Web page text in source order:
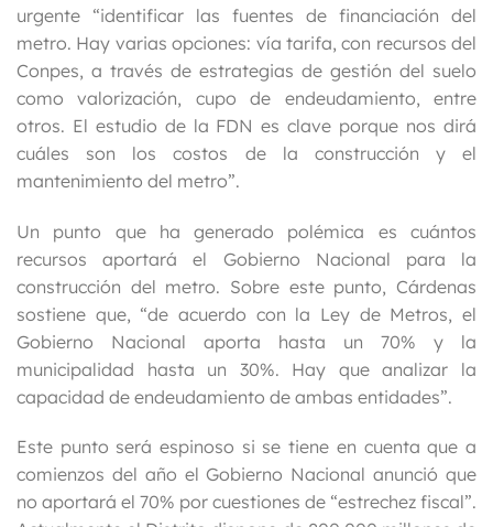
urgente “identificar las fuentes de financiación del
metro. Hay varias opciones: vía tarifa, con recursos del
Conpes, a través de estrategias de gestión del suelo
como valorización, cupo de endeudamiento, entre
otros. El estudio de la FDN es clave porque nos dirá
cuáles son los costos de la construcción y el
mantenimiento del metro”.
Un punto que ha generado polémica es cuántos
recursos aportará el Gobierno Nacional para la
construcción del metro. Sobre este punto, Cárdenas
sostiene que, “de acuerdo con la Ley de Metros, el
Gobierno Nacional aporta hasta un 70% y la
municipalidad hasta un 30%. Hay que analizar la
capacidad de endeudamiento de ambas entidades”.
Este punto será espinoso si se tiene en cuenta que a
comienzos del año el Gobierno Nacional anunció que
no aportará el 70% por cuestiones de “estrechez fiscal”.